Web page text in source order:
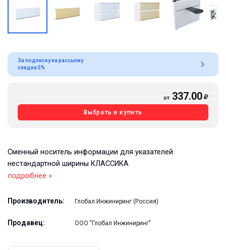
За подписку на рассылку
скидка 5%
от 337.00
Выбрать и купить
Сменный носитель информации для указателей
нестандартной ширины КЛАССИКА
подробнее »
Производитель: Глобал Инжиниринг (Россия)
Продавец: ООО "Глобал Инжиниринг"